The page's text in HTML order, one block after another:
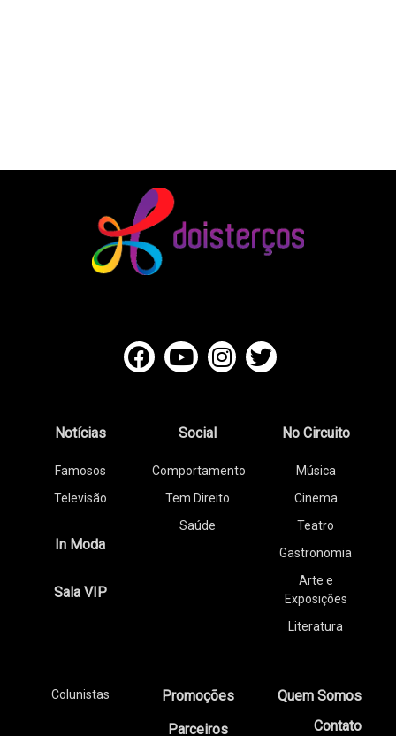
Notícias
Famosos
Televisão
In Moda
Sala VIP
Social
Comportamento
Tem Direito
Saúde
No Circuito
Música
Cinema
Teatro
Gastronomia
Arte e
Exposições
Literatura
Colunistas
Promoções
Parceiros
Quem Somos
Contato